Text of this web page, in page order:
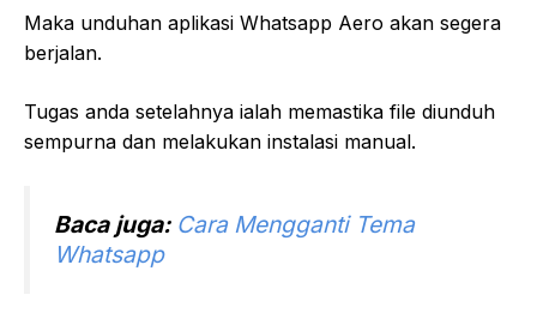
Maka unduhan aplikasi Whatsapp Aero akan segera
berjalan.
Tugas anda setelahnya ialah memastika file diunduh
sempurna dan melakukan instalasi manual.
Baca juga: Cara Mengganti Tema
Whatsapp